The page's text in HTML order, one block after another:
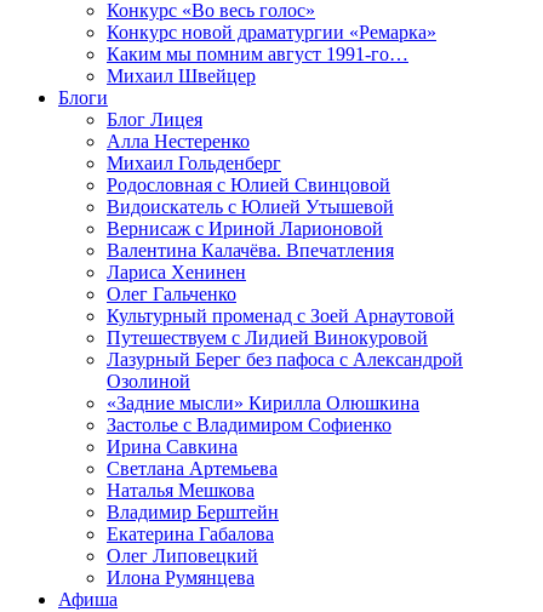
Конкурс «Во весь голос»
Конкурс новой драматургии «Ремарка»
Каким мы помним август 1991-го…
Михаил Швейцер
Блоги
Блог Лицея
Алла Нестеренко
Михаил Гольденберг
Родословная с Юлией Свинцовой
Видоискатель с Юлией Утышевой
Вернисаж с Ириной Ларионовой
Валентина Калачёва. Впечатления
Лариса Хенинен
Олег Гальченко
Культурный променад с Зоей Арнаутовой
Путешествуем с Лидией Винокуровой
Лазурный Берег без пафоса с Александрой
Озолиной
«Задние мысли» Кирилла Олюшкина
Застолье с Владимиром Софиенко
Ирина Савкина
Светлана Артемьева
Наталья Мешкова
Владимир Берштейн
Екатерина Габалова
Олег Липовецкий
Илона Румянцева
Афиша